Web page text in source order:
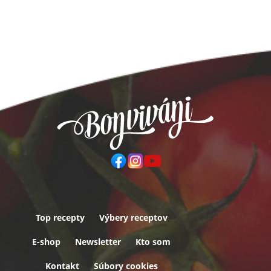
Top recepty Výbery receptov
E-shop Newsletter Kto som
Kontakt Súbory cookies